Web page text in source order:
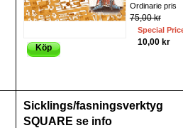
Ordinarie pris
75,00 kr
Special
10,00 kr
Köp
Sicklings/fasningsverktyg
SQUARE se info